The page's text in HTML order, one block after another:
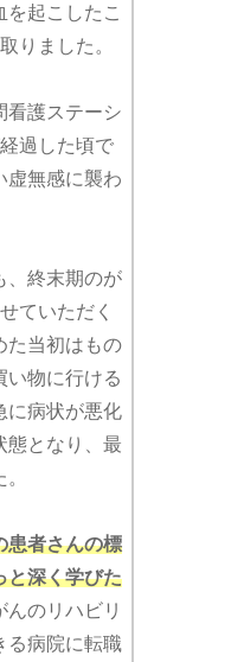
を起こしたこ
りました。
看護ステーシ
過した頃で
虚無感に襲わ
、終末期のが
ていただく
た当初はもの
い物に行ける
に病状が悪化
態となり、最
患者さんの標
と深く学びた
んのリハビリ
る病院に転職